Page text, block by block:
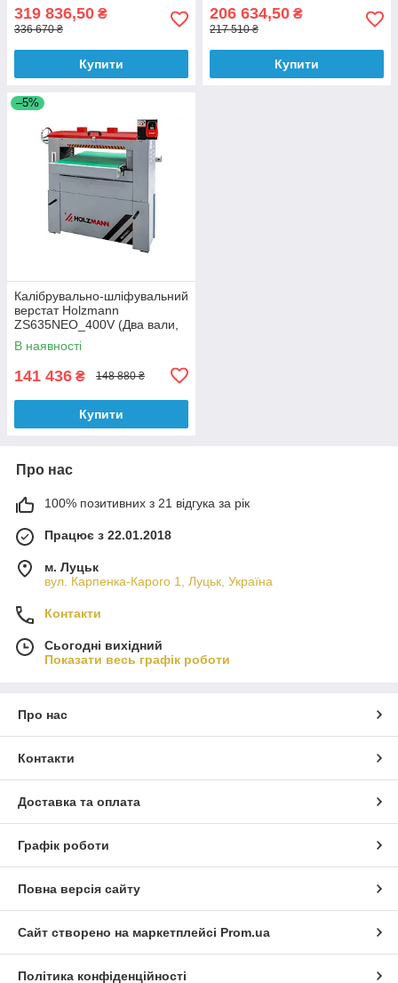
319 836,50 ₴
336 670 ₴
Купити
206 634,50 ₴
217 510 ₴
Купити
–5%
Калібрувально-шліфувальний
верстат Holzmann
ZS635NEO_400V (Два вали,
635 мм)
В наявності
141 436 ₴ 148 880 ₴
Купити
Про нас
100% позитивних з 21 відгука за рік
Працює з 22.01.2018
м. Луцьк
вул. Карпенка-Карого 1, Луцьк, Україна
Контакти
Сьогодні вихідний
Показати весь графік роботи
Про нас
Контакти
Доставка та оплата
Графік роботи
Повна версія сайту
Сайт створено на маркетплейсі Prom.ua
Політика конфіденційності